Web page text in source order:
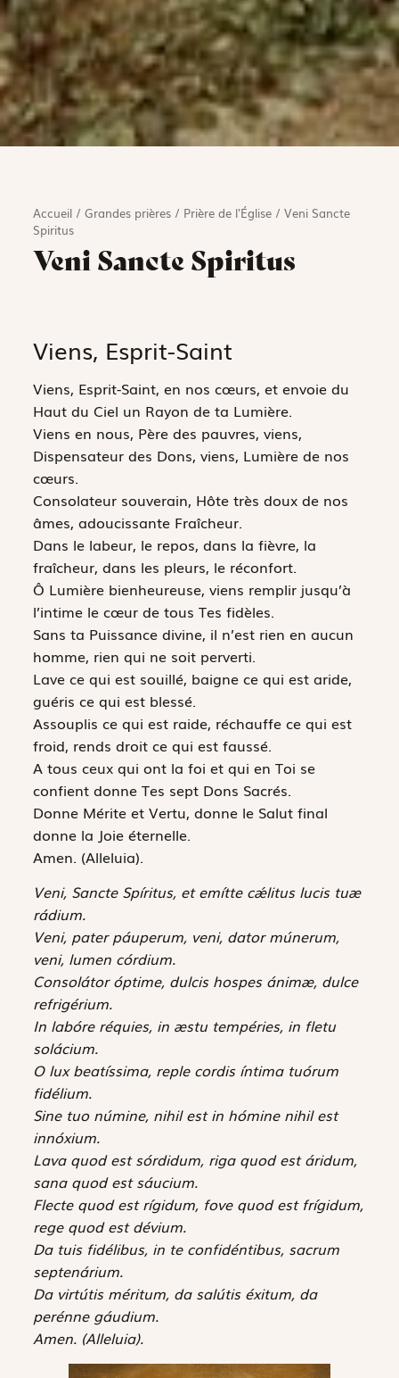
Accueil /Grandes prières / Prière de l'Église /Veni Sancte
Spiritus
Veni Sancte Spiritus
Viens, Esprit-Saint
Viens, Esprit-Saint, en nos cœurs, et envoie du
Haut du Ciel un Rayon de ta Lumière.
Viens en nous, Père des pauvres, viens,
Dispensateur des Dons, viens, Lumière de nos
cœurs.
Consolateur souverain, Hôte très doux de nos
âmes, adoucissante Fraîcheur.
Dans le labeur, le repos, dans la fièvre, la
fraîcheur, dans les pleurs, le réconfort.
Ô Lumière bienheureuse, viens remplir jusqu’à
l’intime le cœur de tous Tes fidèles.
Sans ta Puissance divine, il n’est rien en aucun
homme, rien qui ne soit perverti.
Lave ce qui est souillé, baigne ce qui est aride,
guéris ce qui est blessé.
Assouplis ce qui est raide, réchauffe ce qui est
froid, rends droit ce qui est faussé.
A tous ceux qui ont la foi et qui en Toi se
confient donne Tes sept Dons Sacrés.
Donne Mérite et Vertu, donne le Salut final
donne la Joie éternelle.
Amen. (Alleluia).
Veni, Sancte Spíritus, et emítte cǽlitus lucis tuæ
rádium.
Veni, pater páuperum, veni, dator múnerum,
veni, lumen córdium.
Consolátor óptime, dulcis hospes ánimæ, dulce
refrigérium.
In labóre réquies, in æstu tempéries, in fletu
solácium.
O lux beatíssima, reple cordis íntima tuórum
fidélium.
Sine tuo númine, nihil est in hómine nihil est
innóxium.
Lava quod est sórdidum, riga quod est áridum,
sana quod est sáucium.
Flecte quod est rígidum, fove quod est frígidum,
rege quod est dévium.
Da tuis fidélibus, in te confidéntibus, sacrum
septenárium.
Da virtútis méritum, da salútis éxitum, da
perénne gáudium.
Amen. (Alleluia).